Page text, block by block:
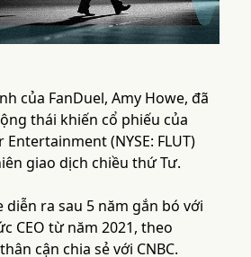
của FanDuel, Amy Howe, đã
thái khiến cổ phiếu của
(NYSE: FLUT)
giao dịch chiều thứ Tư.
diễn ra sau 5 năm gắn bó với
CEO từ năm 2021, theo
cận chia sẻ với CNBC.